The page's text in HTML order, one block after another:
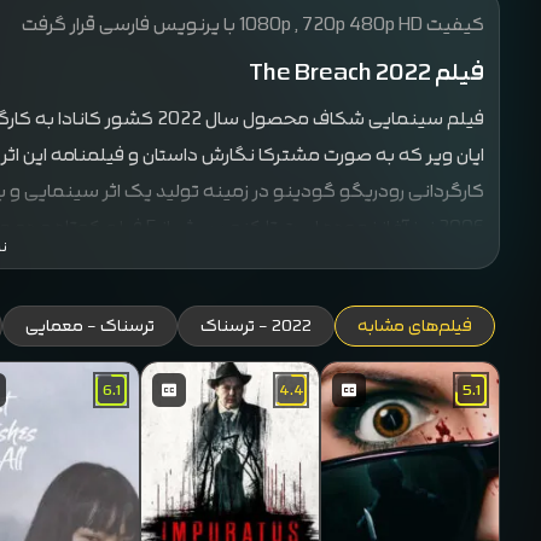
کیفیت 1080p , 720p 480p HD با یرنویس فارسی قرار گرفت
فیلم The Breach 2022
فیلم سینمایی شکاف محصول
ایان ویر که به صورت مشترکا نگارش داستان و فیلمنامه این
کارگردانی رودریگو گودینو در زمینه تولید یک اثر سینمایی
نمود که داستان در مورد جان هاوکینز است که در یک
جان هاوکینز به روز های پایانی خدمت خود در این شهر
به قتل رسیده است و جان هاوکینز در جستجوی قاتل این جسد
فیلم‌های مشابه 2022 - ترسناک ترسناک - معمایی
5.1
4.4
6.1